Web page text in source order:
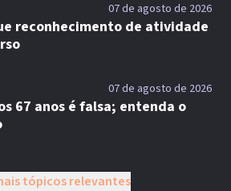
07 de agosto de 2026
reconhecimento de atividade
07 de agosto de 2026
67 anos é falsa; entenda o
tópicos relevantes